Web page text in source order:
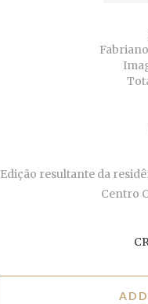
Edição resultante da
Centro